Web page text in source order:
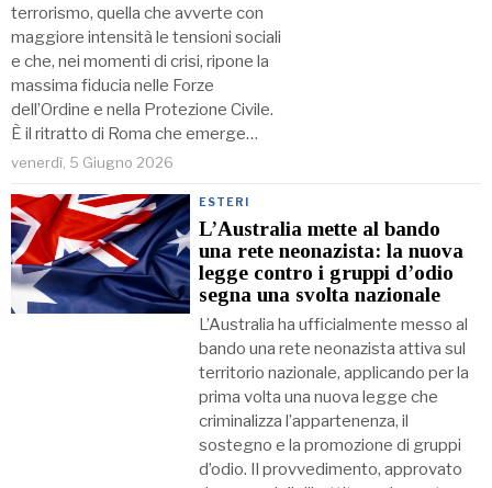
terrorismo, quella che avverte con
maggiore intensità le tensioni sociali
e che, nei momenti di crisi, ripone la
massima fiducia nelle Forze
dell’Ordine e nella Protezione Civile.
È il ritratto di Roma che emerge…
venerdì, 5 Giugno 2026
ESTERI
L’Australia mette al bando
una rete neonazista: la nuova
legge contro i gruppi d’odio
segna una svolta nazionale
L’Australia ha ufficialmente messo al
bando una rete neonazista attiva sul
territorio nazionale, applicando per la
prima volta una nuova legge che
criminalizza l’appartenenza, il
sostegno e la promozione di gruppi
d’odio. Il provvedimento, approvato